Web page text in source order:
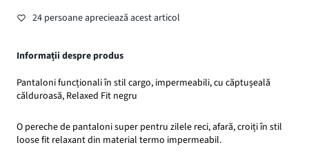
24 persoane apreciează acest articol
Informații despre produs
Pantaloni funcționali în stil cargo, impermeabili, cu căptușeală
călduroasă, Relaxed Fit negru
O pereche de pantaloni super pentru zilele reci, afară, croiți în stil
loose fit relaxant din material termo impermeabil.